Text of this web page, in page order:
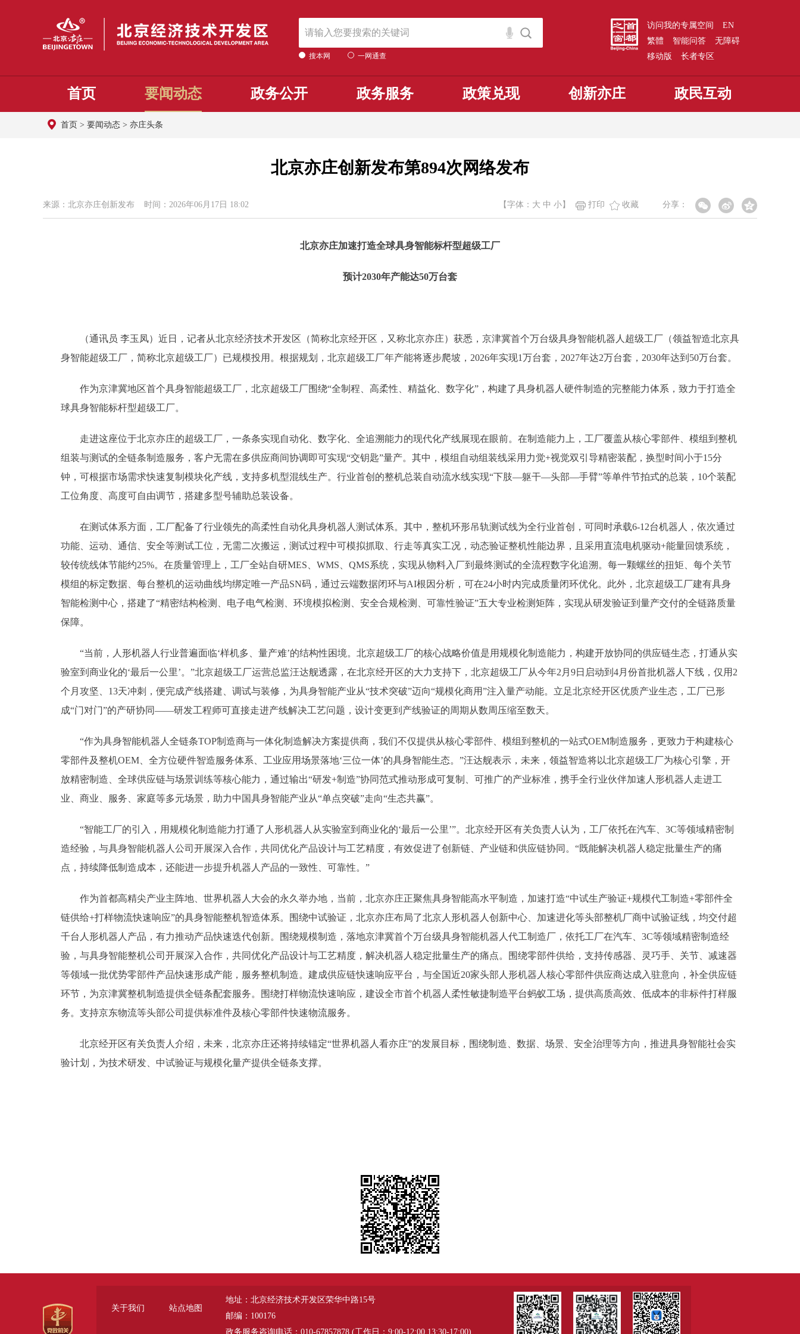
搜本网 一网通查
访问我的专属空间
EN
繁體
智能问答
无障碍
移动版
长者专区
首页 要闻动态 政务公开 政务服务 政策兑现 创新亦庄 政民互动
首页 > 要闻动态 > 亦庄头条
北京亦庄创新发布第894次网络发布
来源：北京亦庄创新发布 时间：2026年06月17日 18:02 分享：
【字体： 大 中 小 】 打印 收藏
北京亦庄加速打造全球具身智能标杆型超级工厂
预计2030年产能达50万台套
（通讯员 李玉凤）近日，记者从北京经济技术开发区（简称北京经开区，又称北京亦庄）获悉，京津冀首个万台级具身智能机器人超级工厂（领益智造北京具
身智能超级工厂，简称北京超级工厂）已规模投用。根据规划，北京超级工厂年产能将逐步爬坡，2026年实现1万台套，2027年达2万台套，2030年达到50万台套。
作为京津冀地区首个具身智能超级工厂，北京超级工厂围绕“全制程、高柔性、精益化、数字化”，构建了具身机器人硬件制造的完整能力体系，致力于打造全
球具身智能标杆型超级工厂。
走进这座位于北京亦庄的超级工厂，一条条实现自动化、数字化、全追溯能力的现代化产线展现在眼前。在制造能力上，工厂覆盖从核心零部件、模组到整机
组装与测试的全链条制造服务，客户无需在多供应商间协调即可实现“交钥匙”量产。其中，模组自动组装线采用力觉+视觉双引导精密装配，换型时间小于15分
钟，可根据市场需求快速复制模块化产线，支持多机型混线生产。行业首创的整机总装自动流水线实现“下肢—躯干—头部—手臂”等单件节拍式的总装，10个装配
工位角度、高度可自由调节，搭建多型号辅助总装设备。
在测试体系方面，工厂配备了行业领先的高柔性自动化具身机器人测试体系。其中，整机环形吊轨测试线为全行业首创，可同时承载6-12台机器人，依次通过
功能、运动、通信、安全等测试工位，无需二次搬运，测试过程中可模拟抓取、行走等真实工况，动态验证整机性能边界，且采用直流电机驱动+能量回馈系统，
较传统线体节能约25%。在质量管理上，工厂全站自研MES、WMS、QMS系统，实现从物料入厂到最终测试的全流程数字化追溯。每一颗螺丝的扭矩、每个关节
模组的标定数据、每台整机的运动曲线均绑定唯一产品SN码，通过云端数据闭环与AI根因分析，可在24小时内完成质量闭环优化。此外，北京超级工厂建有具身
智能检测中心，搭建了“精密结构检测、电子电气检测、环境模拟检测、安全合规检测、可靠性验证”五大专业检测矩阵，实现从研发验证到量产交付的全链路质量
保障。
“当前，人形机器人行业普遍面临‘样机多、量产难’的结构性困境。北京超级工厂的核心战略价值是用规模化制造能力，构建开放协同的供应链生态，打通从实
验室到商业化的‘最后一公里’。”北京超级工厂运营总监汪达舰透露，在北京经开区的大力支持下，北京超级工厂从今年2月9日启动到4月份首批机器人下线，仅用2
个月攻坚、13天冲刺，便完成产线搭建、调试与装修，为具身智能产业从“技术突破”迈向“规模化商用”注入量产动能。立足北京经开区优质产业生态，工厂已形
成“门对门”的产研协同——研发工程师可直接走进产线解决工艺问题，设计变更到产线验证的周期从数周压缩至数天。
“作为具身智能机器人全链条TOP制造商与一体化制造解决方案提供商，我们不仅提供从核心零部件、模组到整机的一站式OEM制造服务，更致力于构建核心
零部件及整机OEM、全方位硬件智造服务体系、工业应用场景落地‘三位一体’的具身智能生态。”汪达舰表示，未来，领益智造将以北京超级工厂为核心引擎，开
放精密制造、全球供应链与场景训练等核心能力，通过输出“研发+制造”协同范式推动形成可复制、可推广的产业标准，携手全行业伙伴加速人形机器人走进工
业、商业、服务、家庭等多元场景，助力中国具身智能产业从“单点突破”走向“生态共赢”。
“智能工厂的引入，用规模化制造能力打通了人形机器人从实验室到商业化的‘最后一公里’”。北京经开区有关负责人认为，工厂依托在汽车、3C等领域精密制
造经验，与具身智能机器人公司开展深入合作，共同优化产品设计与工艺精度，有效促进了创新链、产业链和供应链协同。“既能解决机器人稳定批量生产的痛
点，持续降低制造成本，还能进一步提升机器人产品的一致性、可靠性。”
作为首都高精尖产业主阵地、世界机器人大会的永久举办地，当前，北京亦庄正聚焦具身智能高水平制造，加速打造“中试生产验证+规模代工制造+零部件全
链供给+打样物流快速响应”的具身智能整机智造体系。围绕中试验证，北京亦庄布局了北京人形机器人创新中心、加速进化等头部整机厂商中试验证线，均交付超
千台人形机器人产品，有力推动产品快速迭代创新。围绕规模制造，落地京津冀首个万台级具身智能机器人代工制造厂，依托工厂在汽车、3C等领域精密制造经
验，与具身智能整机公司开展深入合作，共同优化产品设计与工艺精度，解决机器人稳定批量生产的痛点。围绕零部件供给，支持传感器、灵巧手、关节、减速器
等领域一批优势零部件产品快速形成产能，服务整机制造。建成供应链快速响应平台，与全国近20家头部人形机器人核心零部件供应商达成入驻意向，补全供应链
环节，为京津冀整机制造提供全链条配套服务。围绕打样物流快速响应，建设全市首个机器人柔性敏捷制造平台蚂蚁工场，提供高质高效、低成本的非标件打样服
务。支持京东物流等头部公司提供标准件及核心零部件快速物流服务。
北京经开区有关负责人介绍，未来，北京亦庄还将持续锚定“世界机器人看亦庄”的发展目标，围绕制造、数据、场景、安全治理等方向，推进具身智能社会实
验计划，为技术研发、中试验证与规模化量产提供全链条支撑。
关于我们 站点地图
地址：北京经济技术开发区荣华中路15号
邮编：100176
政务服务咨询电话：010-67857878 (工作日：9:00-12:00 13:30-17:00)